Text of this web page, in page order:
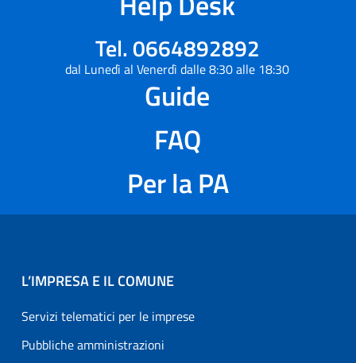
Tel. 0664892892
dal Lunedì al Venerdì dalle 8:30 alle 18:30
Guide
FAQ
Per la PA
L’IMPRESA E IL COMUNE
Servizi telematici per le imprese
Pubbliche amministrazioni